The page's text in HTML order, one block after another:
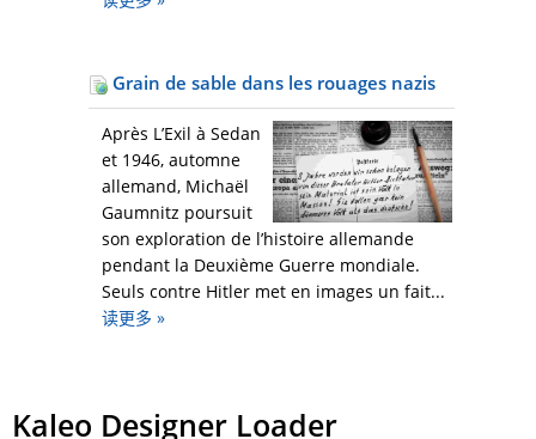
Grain de sable dans les rouages nazis
Après L’Exil à Sedan
et 1946, automne
allemand, Michaël
Gaumnitz poursuit
son exploration de l’histoire allemande
pendant la Deuxième Guerre mondiale.
Seuls contre Hitler met en images un fait...
读更多 »
Kaleo Designer Loader